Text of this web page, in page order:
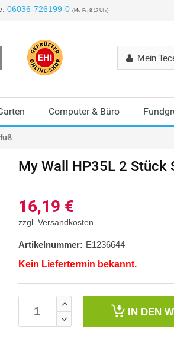
06036-726199-0 (Mo-Fr: 8-17 Uhr)
Mein
Computer & Büro
My Wall HP35L 2 Stück
16,19 €
zzgl. Versandkosten
Artikelnummer: E1236644
Kein Liefertermin bekannt.
IN DEN